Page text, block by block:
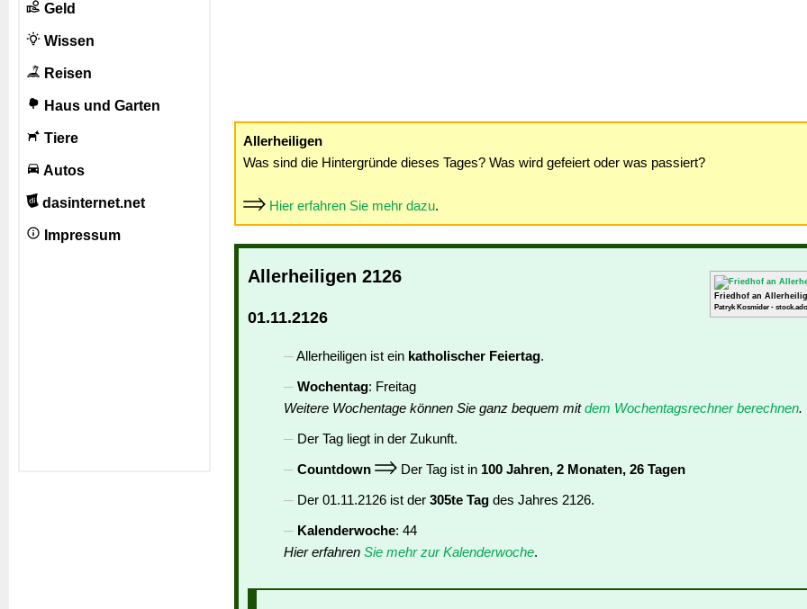
Geld
Wissen
Reisen
Haus und Garten
Tiere
Autos
dasinternet.net
Impressum
Allerheiligen
Was sind die Hintergründe dieses Tages? Was wird gefeiert oder was passiert?
Hier erfahren Sie mehr dazu.
Friedhof an
Patryk Kosmider -
Allerheiligen 2126
01.11.2126
Allerheiligen ist ein katholischer Feiertag.
Wochentag: Freitag
Weitere Wochentage können Sie ganz bequem mitdem Wochentagsrechner berechnen.
Der Tag liegt in der Zukunft.
Countdown
Der Tag ist in 100 Jahren, 2 Monaten, 26 Tagen
Der 01.11.2126 ist der 305te Tag des Jahres 2126.
Kalenderwoche: 44
Hier erfahren Sie mehr zur Kalenderwoche.